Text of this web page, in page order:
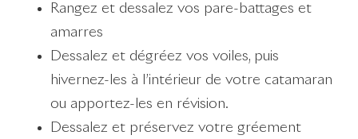
Rangez et dessalez vos pare-battages et
amarres
Dessalez et dégréez vos voiles, puis
hivernez-les à l’intérieur de votre catamaran
ou apportez-les en révision.
Dessalez et préservez votre gréement